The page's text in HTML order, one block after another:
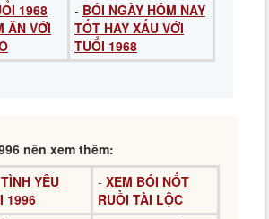
1968
ĂN VỚI
- BÓI NGÀY HÔM NAY
TỐT HAY XẤU VỚI
TUỔI 1968
nên xem thêm:
YÊU
1996
- XEM BÓI NỐT
RUỒI TÀI LỘC